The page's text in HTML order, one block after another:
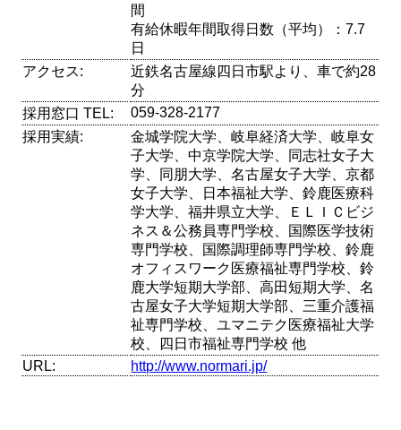
間
有給休暇年間取得日数（平均）：7.7
日
アクセス:
近鉄名古屋線四日市駅より、車で約28
分
採用窓口 TEL:
059-328-2177
採用実績:
金城学院大学、岐阜経済大学、岐阜女
子大学、中京学院大学、同志社女子大
学、同朋大学、名古屋女子大学、京都
女子大学、日本福祉大学、鈴鹿医療科
学大学、福井県立大学、ＥＬＩＣビジ
ネス＆公務員専門学校、国際医学技術
専門学校、国際調理師専門学校、鈴鹿
オフィスワーク医療福祉専門学校、鈴
鹿大学短期大学部、高田短期大学、名
古屋女子大学短期大学部、三重介護福
祉専門学校、ユマニテク医療福祉大学
校、四日市福祉専門学校 他
URL:
http://www.normari.jp/